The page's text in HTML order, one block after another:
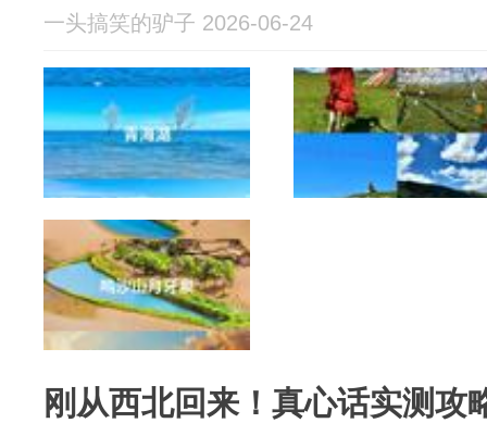
一头搞笑的驴子 2026-06-24
刚从西北回来！真心话实测攻